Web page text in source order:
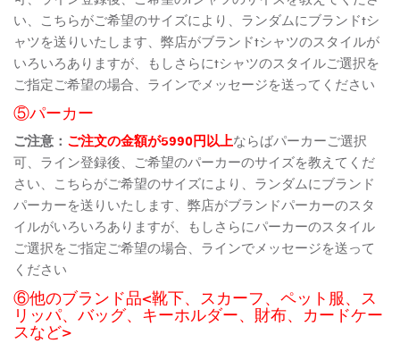
い、こちらがご希望のサイズにより、ランダムにブランドtシ
ャツを送りいたします、弊店がブランドtシャツのスタイルが
いろいろありますが、もしさらにtシャツのスタイルご選択を
ご指定ご希望の場合、ラインでメッセージを送ってください
⑤パーカー
ご注意： ご注文の金額が5990円以上ならばパーカーご選択
可、ライン登録後、ご希望のパーカーのサイズを教えてくだ
さい、こちらがご希望のサイズにより、ランダムにブランド
パーカーを送りいたします、弊店がブランドパーカーのスタ
イルがいろいろありますが、もしさらにパーカーのスタイル
ご選択をご指定ご希望の場合、ラインでメッセージを送って
ください
⑥他のブランド品<靴下、スカーフ、ペット服、ス
リッパ、バッグ、キーホルダー、財布、カードケー
スなど>